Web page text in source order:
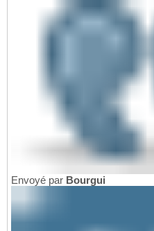
Envoyé par Bourgui